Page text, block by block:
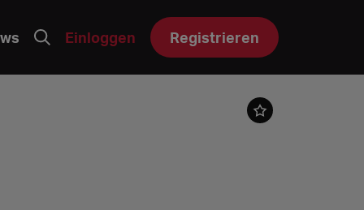
Einloggen Registrieren